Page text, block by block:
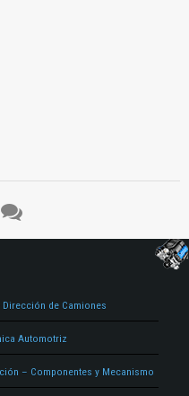
de Camiones
Automotriz
– Componentes y Mecanismo
el contenido.